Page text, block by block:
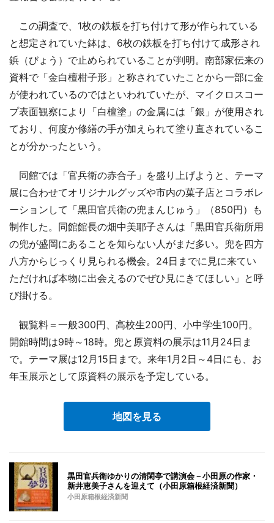
この調査で、1枚の鉄板を打ち付けて形が作られている
と想定されていた鉢は、6枚の鉄板を打ち付けて成形され
鋲（びょう）で止められていることが判明。南部家伝来の
資料で「金白檀柑子形」と称されていたことから一部に金
が使われているのではといわれていたが、マイクロスコー
プ表面観察により「白檀塗」の金属には「銀」が使用され
ており、何度か修繕の手が加えられて塗り直されているこ
とが分かったという。
同館では「官兵衛の赤合子」を盛り上げようと、テーマ
展に合わせてオリジナルグッズや市内の菓子店とコラボレ
ーションして「黒田官兵衛の兜まんじゅう」（850円）も
制作した。同館館長の畑中美耶子さんは「黒田官兵衛所用
の兜が盛岡にあることを知らない人がまだ多い。兜を四方
八方からじっくり見られる機会。24日までに見に来てい
ただければ本物に出会えるのでぜひ見にきてほしい」と呼
び掛ける。
観覧料＝一般300円、高校生200円、小中学生100円。
開館時間は9時～18時。兜と原資料の展示は11月24日ま
で。テーマ展は12月15日まで。来年1月2日～4日にも、お
年玉展示として原資料の展示を予定している。
地図を見る
黒田官兵衛ゆかりの清閑亭で講演会－小田原の作家・
新井恵美子さんを迎えて（小田原箱根経済新聞）
小田原箱根経済新聞